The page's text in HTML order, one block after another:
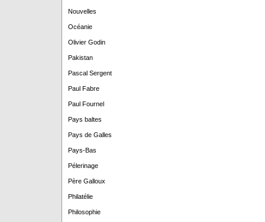
Nouvelles
Océanie
Olivier Godin
Pakistan
Pascal Sergent
Paul Fabre
Paul Fournel
Pays baltes
Pays de Galles
Pays-Bas
Pélerinage
Père Galloux
Philatélie
Philosophie